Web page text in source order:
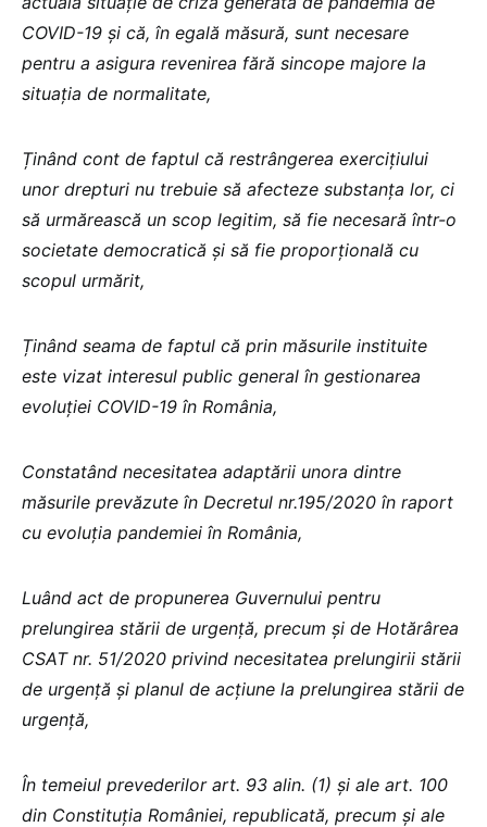
COVID-19 și că, în egală măsură, sunt necesare
pentru a asigura revenirea fără sincope majore la
situația de normalitate,
Ținând cont de faptul că restrângerea exercițiului
unor drepturi nu trebuie să afecteze substanța lor, ci
să urmărească un scop legitim, să fie necesară într-o
societate democratică și să fie proporțională cu
scopul urmărit,
Ținând seama de faptul că prin măsurile instituite
este vizat interesul public general în gestionarea
evoluției COVID-19 în România,
Constatând necesitatea adaptării unora dintre
măsurile prevăzute în Decretul nr.195/2020 în raport
cu evoluția pandemiei în România,
Luând act de propunerea Guvernului pentru
prelungirea stării de urgență, precum și de Hotărârea
CSAT nr. 51/2020 privind necesitatea prelungirii stării
de urgență și planul de acțiune la prelungirea stării de
urgență,
În temeiul prevederilor art. 93 alin. (1) și ale art. 100
din Constituția României, republicată, precum și ale